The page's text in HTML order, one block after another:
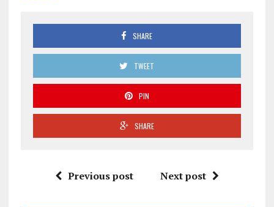
SHARE
TWEET
PIN
SHARE
Previous post Next post